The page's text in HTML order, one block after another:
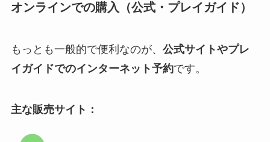
オンラインでの購入（公式・プレイガイド）
もっとも一般的で便利なのが、 公式サイトやプレ
イガイドでのインターネット予約です。
主な販売サイト：